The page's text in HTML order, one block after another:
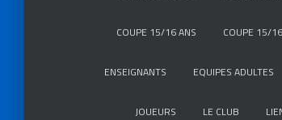
COUPE 15/16 ANS COUPE 15/
ENSEIGNANTS EQUIPES ADULTES
JOUEURS LE CLUB